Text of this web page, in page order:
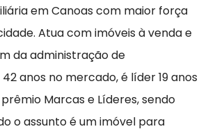
em Canoas com maior força
Atua com imóveis à venda e
da administração de
anos no mercado, é líder 19 anos
Marcas e Líderes, sendo
o assunto é um imóvel para